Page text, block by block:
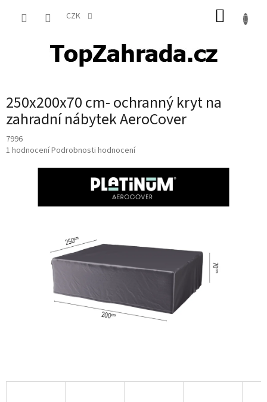
CZK
250x200x70 cm- ochranný kryt na
zahradní nábytek AeroCover
7996
Průměrné
1 hodnoceníPodrobnosti hodnocení